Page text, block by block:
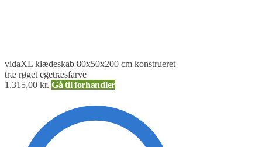
vidaXL klædeskab 80x50x200 cm konstrueret
træ røget egetræsfarve
1.315,00 kr. Gå til forhandler